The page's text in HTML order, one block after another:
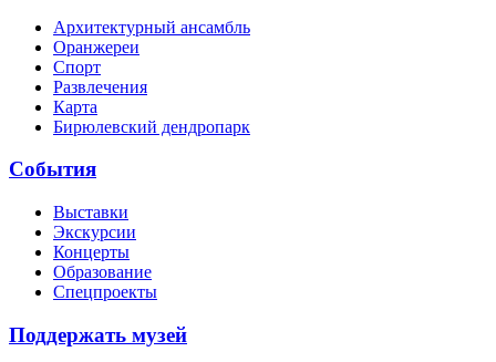
Архитектурный ансамбль
Оранжереи
Спорт
Развлечения
Карта
Бирюлевский дендропарк
События
Выставки
Экскурсии
Концерты
Образование
Спецпроекты
Поддержать музей